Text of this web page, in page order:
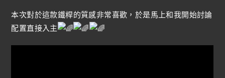
本次對於這款鐵桿的質感非常喜歡，於是馬上和我開始討論
配置直接入主